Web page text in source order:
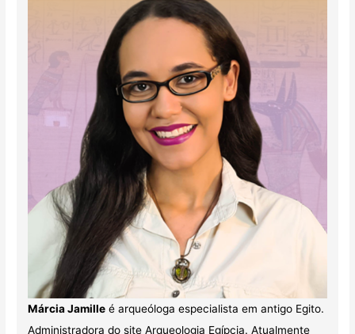
Márcia Jamilleé arqueóloga especialista em antigo Egito.
Administradora do site Arqueologia Egípcia. Atualmente